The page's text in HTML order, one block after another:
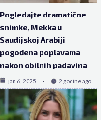
Pogledajte dramatične
snimke, Mekka u
Saudijskoj Arabiji
pogođena poplavama
nakon obilnih padavina
jan 6, 2025 2 godine ago